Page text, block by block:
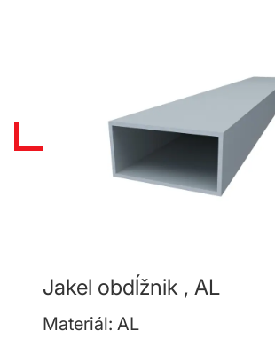
Jakel obdĺžnik , AL
Materiál: AL